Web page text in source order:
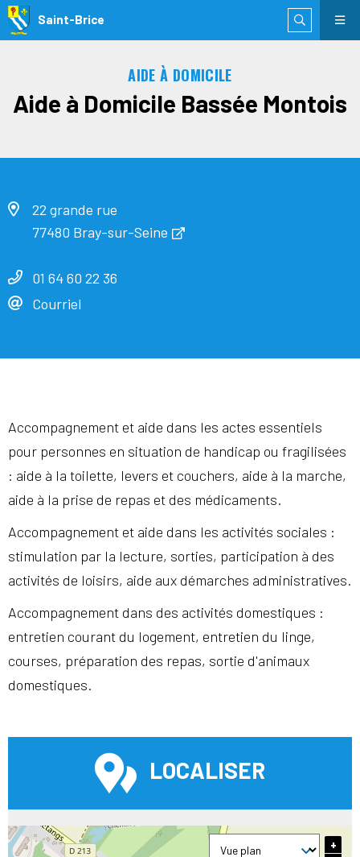
Saint-Brice
AIDE À DOMICILE
Aide à Domicile Bassée Montois
22 grande rue
77480 Bray-sur-Seine
01 64 60 22 36
Courriel
Accompagnement et aide dans les actes essentiels
pour personnes en situation de handicap ou fragilisées
: aide à la toilette, levers et couchers, aide à la marche,
aide à la prise de repas et des médicaments.
Accompagnement et aide dans les activités sociales :
stimulation par la lecture, sorties, participation à des
activités de loisirs, aide aux démarches administratives.
Accompagnement dans des activités domestiques :
entretien courant du logement, entretien du linge,
courses, préparation des repas, sortie d'animaux
domestiques.
LOCALISER
+